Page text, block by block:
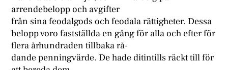
arrendebelopp och avgifter
från sina feodalgods och feodala rättigheter. Dessa
belopp voro fastställda en gång för alla och efter för
flera århundraden tillbaka rå-
dande penningvärde. De hade ditintills räckt till för